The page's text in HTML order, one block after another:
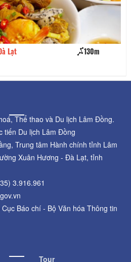
130m
Thể thao và Du lịch Lâm Đồng.
tiến Du lịch Lâm Đồng
Trung tâm Hành chính tỉnh Lâm
Xuân Hương - Đà Lạt, tỉnh
3.916.961
Báo chí - Bộ Văn hóa Thông tin
Tour